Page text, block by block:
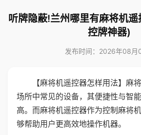
听牌隐蔽!兰州哪里有麻将机
控牌神器)
发布时间：2026年08月
【麻将机遥控器怎样用法】麻
场所中常见的设备，其便捷性与智
高。而麻将机遥控器作为控制麻将
够帮助用户更高效地操作机器。